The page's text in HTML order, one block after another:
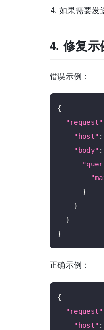
如果需要发
4. 修复示
错误示例：
{
"request"
"host" :
"body"
      }
    }
  }
正确示例：
{
"request"
"host" :